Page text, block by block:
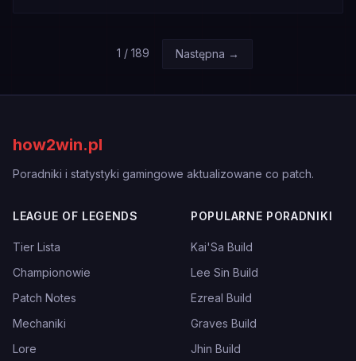
1 / 189 Następna →
how2win.pl
Poradniki i statystyki gamingowe aktualizowane co patch.
LEAGUE OF LEGENDS
Tier Lista
Championowie
Patch Notes
Mechaniki
Lore
POPULARNE PORADNIKI
Kai'Sa Build
Lee Sin Build
Ezreal Build
Graves Build
Jhin Build